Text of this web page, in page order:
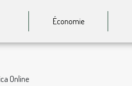
Économie
Online